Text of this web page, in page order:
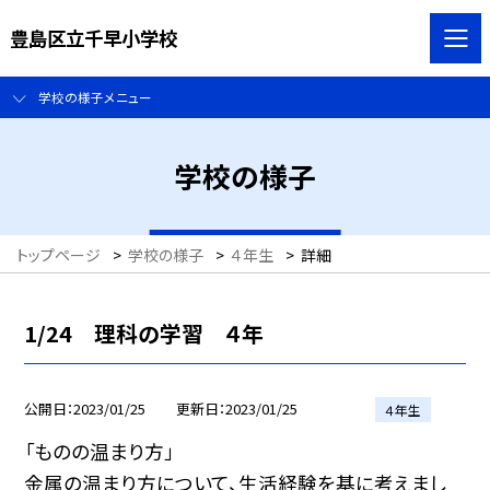
豊島区立千早小学校
学校の様子メニュー
学校の様子
トップページ > 学校の様子 > ４年生 > 詳細
1/24 理科の学習 ４年
公開日 2023/01/25 更新日 2023/01/25 ４年生
「ものの温まり方」
金属の温まり方について、生活経験を基に考えまし